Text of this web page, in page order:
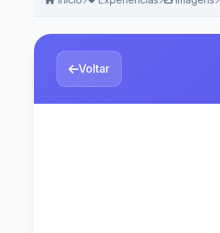
Voltar